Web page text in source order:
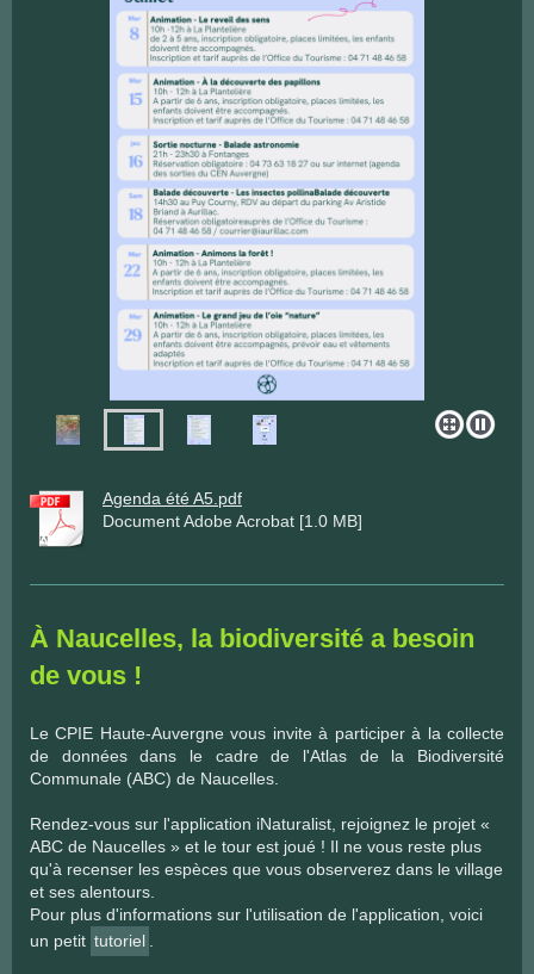
Agenda été A5.pdf
Document Adobe Acrobat [1.0 MB]
À Naucelles, la biodiversité a besoin
de vous !
Le CPIE Haute-Auvergne vous invite à participer à la collecte
de données dans le cadre de l'Atlas de la Biodiversité
Communale (ABC) de Naucelles.
Rendez-vous sur l'application iNaturalist, rejoignez le projet «
ABC de Naucelles » et le tour est joué ! Il ne vous reste plus
qu'à recenser les espèces que vous observerez dans le village
et ses alentours.
Pour plus d'informations sur l'utilisation de l'application, voici
un petit tutoriel